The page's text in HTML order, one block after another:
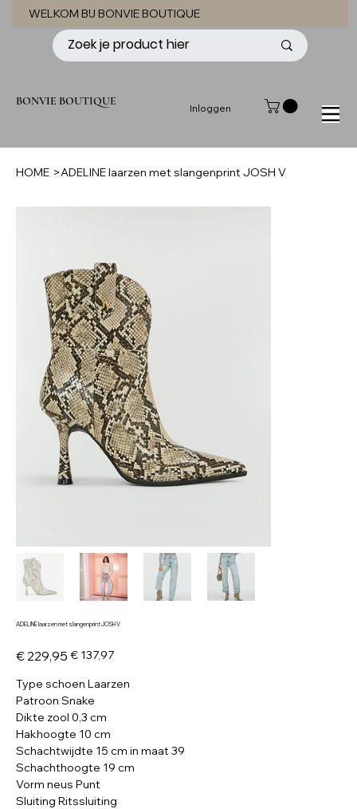
WELKOM BIJ BONVIE BOUTIQUE
BONVIE BOUTIQUE
Inloggen
HOME >ADELINE laarzen met slangenprint JOSH V
ADELINE laarzen met slangenprint JOSH V
Originele
prijs
€ 229,95 Verkoopprijs
€ 137,97
Type schoen Laarzen
Patroon Snake
Dikte zool 0,3 cm
Hakhoogte 10 cm
Schachtwijdte 15 cm in maat 39
Schachthoogte 19 cm
Vorm neus Punt
Sluiting Ritssluiting